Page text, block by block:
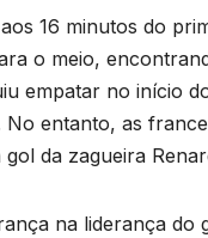
n 16 minutos do
o meio,
empatar no início
No entanto, as
da zagueira
na liderança do